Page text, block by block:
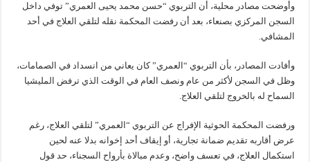
وأوضحت مصادر محلية، أن التربوي “حسن محمد يحيى العمري” توفي داخل
السجن المركزي بصنعاء، بعد أن رفضت المحكمة نقله لتلقي العلاج في أحد
المشافي.
وأفادت المصادر، بأن التربوي “العمري” كان يعاني من انسداد في الصمامات،
وظل في السجن لأكثر من عام ونصف العام في الوقت الذي ترفض المليشيا
السماح له بالخروج لتلقي العلاج.
ورفضت المحكمة الحوثية الإفراج عن التربوي “العمري” لتلقي العلاج، رغم
عرض أقاربه تقديم ضمانة تجارية، أو إيقاف أحد إخوانه بدلا عنه لحين
استكمال العلاج، في تعسف واضح، وعدم مبالاة بأرواح السجناء، حد قول